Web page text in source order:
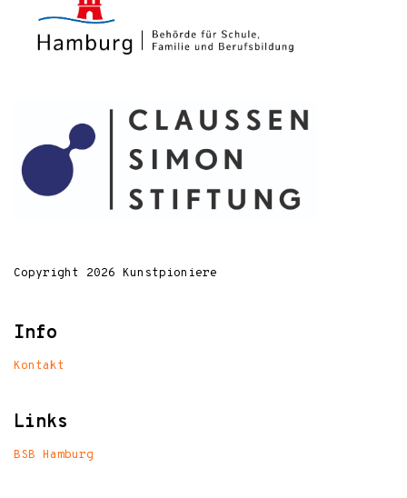
Copyright 2026 Kunstpioniere
Info
Kontakt
Links
BSB Hamburg